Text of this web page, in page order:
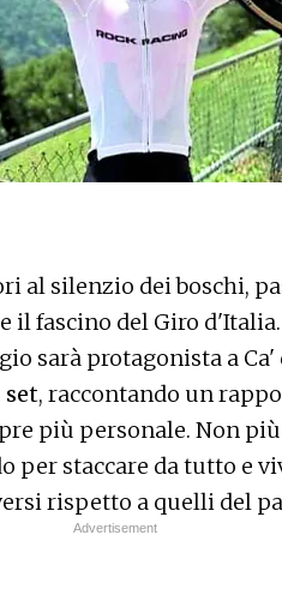
al silenzio dei boschi,
il fascino del Giro d'Italia.
sarà protagonista a
set, raccontando un
più personale. Non
per staccare da tutto e
rispetto a quelli del